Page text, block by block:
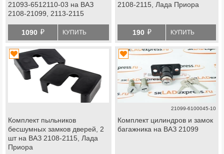
21093-6512110-03 на ВАЗ
2108-21099, 2113-2115
1090 й КУПИТЬ
2108-2115, Лада Приора
190 й КУПИТЬ
Комплект пыльников
бесшумных замков дверей, 2
шт на ВАЗ 2108-2115, Лада
Приора
21099-6100045-10
Комплект цилиндров и замок
багажника на ВАЗ 21099